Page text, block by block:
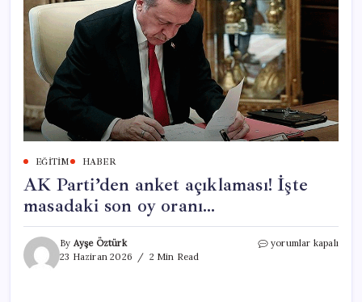
EĞITIM HABER
AK Parti’den anket açıklaması! İşte
masadaki son oy oranı…
By Ayşe Öztürk
23 Haziran 2026
2 Min Read
AK
yorumlar kapalı